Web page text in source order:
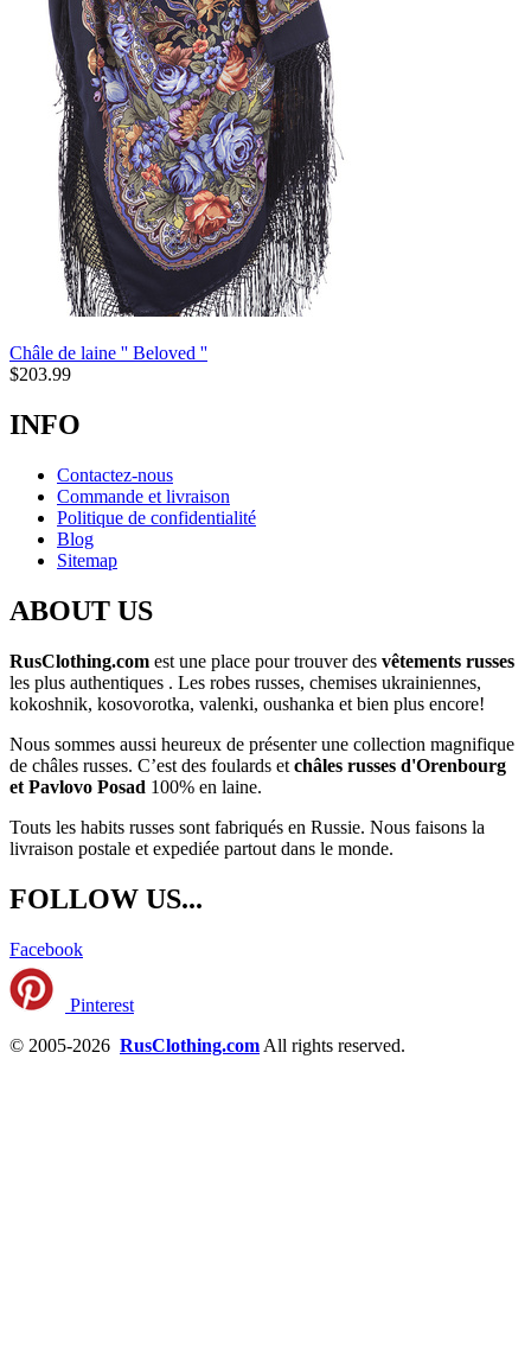
Châle de laine '' Beloved ''
$203.99
INFO
Contactez-nous
Commande et livraison
Politique de confidentialité
Blog
Sitemap
ABOUT US
RusClothing.com est une place pour trouver des vêtements russes
les plus authentiques . Les robes russes, chemises ukrainiennes,
kokoshnik, kosovorotka, valenki, oushanka et bien plus encore!
Nous sommes aussi heureux de présenter une collection magnifique
de châles russes. C’est des foulards et châles russes d'Orenbourg
et Pavlovo Posad 100% en laine.
Touts les habits russes sont fabriqués en Russie. Nous faisons la
livraison postale et expediée partout dans le monde.
FOLLOW US...
Facebook
Pinterest
© 2005-2026 RusClothing.com All rights reserved.